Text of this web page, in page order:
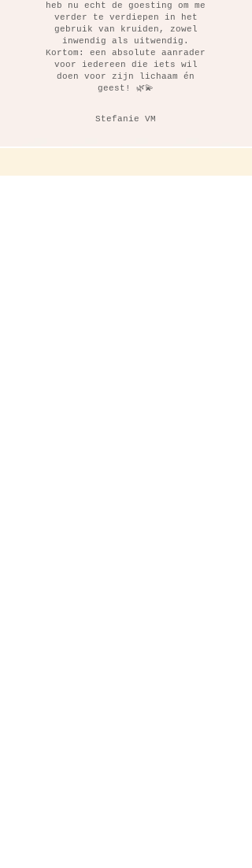
heb nu echt de goesting om me
verder te verdiepen in het
gebruik van kruiden, zowel
inwendig als uitwendig.
Kortom: een absolute aanrader
voor iedereen die iets wil
doen voor zijn lichaam én
geest! 🌿💫
Stefanie VM